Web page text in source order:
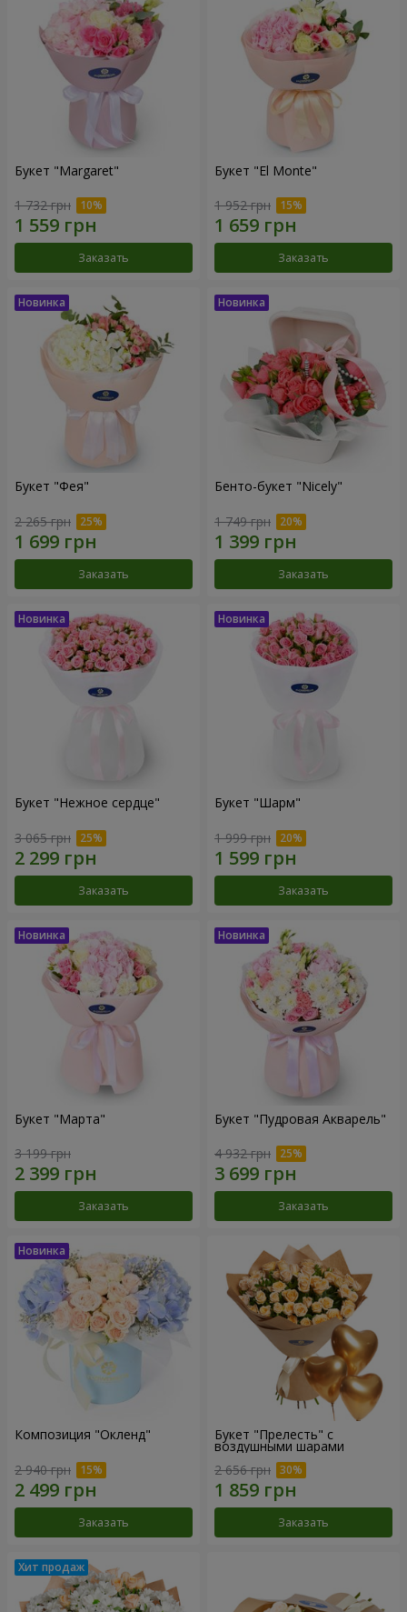
Букет "Margaret"
1 732 грн
Заказать
Букет "El Monte"
1 952 грн
Заказать
Букет "Фея"
2 265 грн
Заказать
Бенто-букет "Nicely"
1 749 грн
Заказать
Букет "Нежное сердце"
3 065 грн
Заказать
Букет "Шарм"
1 999 грн
Заказать
Букет "Марта"
3 199 грн
Заказать
Букет "Пудровая Акварель"
4 932 грн
Заказать
Композиция "Окленд"
2 940 грн
Заказать
Букет "Прелесть" с
воздушными шарами
2 656 грн
Заказать